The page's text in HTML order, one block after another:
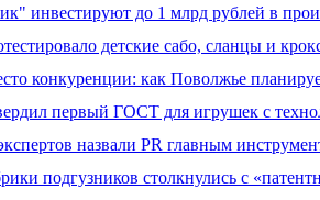
инвестируют до 1 млрд рублей в
детские сабо, сланцы и
конкуренции: как Поволжье
первый ГОСТ для игрушек с
назвали PR главным
подгузников столкнулись с